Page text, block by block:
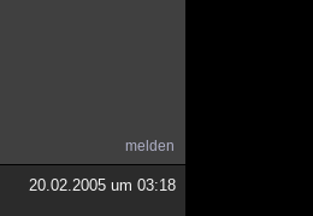
melden
20.02.2005 um 03:18